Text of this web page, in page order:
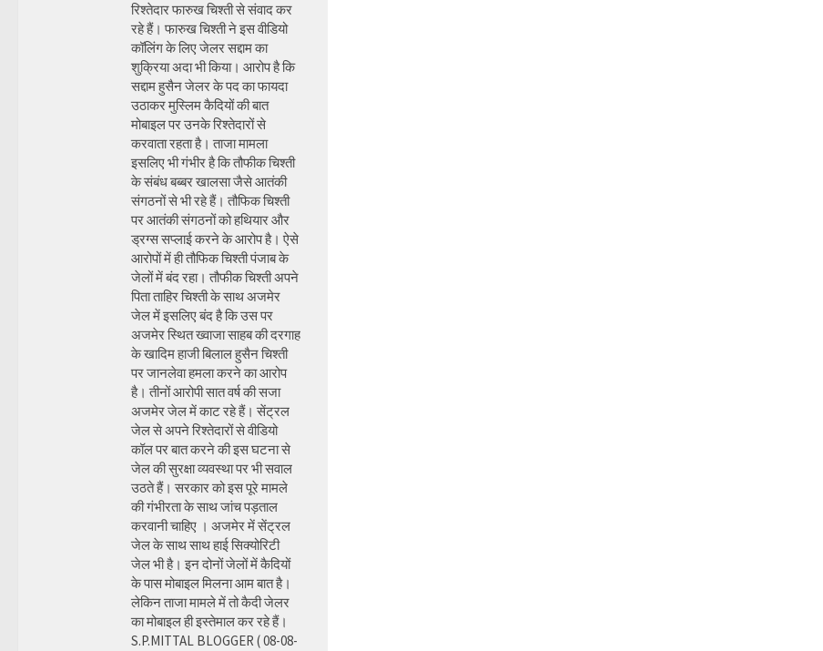
रिश्तेदार फारुख चिश्ती से संवाद कर
रहे हैं। फारुख चिश्ती ने इस वीडियो
कॉलिंग के लिए जेलर सद्दाम का
शुक्रिया अदा भी किया। आरोप है कि
सद्दाम हुसैन जेलर के पद का फायदा
उठाकर मुस्लिम कैदियों की बात
मोबाइल पर उनके रिश्तेदारों से
करवाता रहता है। ताजा मामला
इसलिए भी गंभीर है कि तौफीक चिश्ती
के संबंध बब्बर खालसा जैसे आतंकी
संगठनों से भी रहे हैं। तौफिक चिश्ती
पर आतंकी संगठनों को हथियार और
ड्रग्स सप्लाई करने के आरोप है। ऐसे
आरोपों में ही तौफिक चिश्ती पंजाब के
जेलों में बंद रहा। तौफीक चिश्ती अपने
पिता ताहिर चिश्ती के साथ अजमेर
जेल में इसलिए बंद है कि उस पर
अजमेर स्थित ख्वाजा साहब की दरगाह
के खादिम हाजी बिलाल हुसैन चिश्ती
पर जानलेवा हमला करने का आरोप
है। तीनों आरोपी सात वर्ष की सजा
अजमेर जेल में काट रहे हैं। सेंट्रल
जेल से अपने रिश्तेदारों से वीडियो
कॉल पर बात करने की इस घटना से
जेल की सुरक्षा व्यवस्था पर भी सवाल
उठते हैं। सरकार को इस पूरे मामले
की गंभीरता के साथ जांच पड़ताल
करवानी चाहिए । अजमेर में सेंट्रल
जेल के साथ साथ हाई सिक्योरिटी
जेल भी है। इन दोनों जेलों में कैदियों
के पास मोबाइल मिलना आम बात है।
लेकिन ताजा मामले में तो कैदी जेलर
का मोबाइल ही इस्तेमाल कर रहे हैं।
S.P.MITTAL BLOGGER ( 08-08-